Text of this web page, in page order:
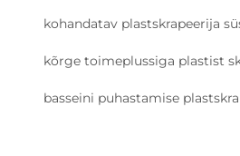
kohandatav plastskrapeerija
kõrge toimeplussiga plastist
basseini puhastamise